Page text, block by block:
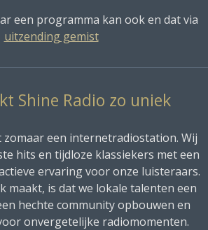
een programma kan ook en dat via
uitzending gemist
Shine Radio zo uniek
zomaar een internetradiostation. Wij
hits en tijdloze klassiekers met een
ervaring voor onze luisteraars.
maakt, is dat we lokale talenten een
hechte community opbouwen en
onvergetelijke radiomomenten.